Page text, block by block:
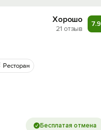
Хорошо
21 отзыв
7.9
Ресторан
Бесплатая отмена